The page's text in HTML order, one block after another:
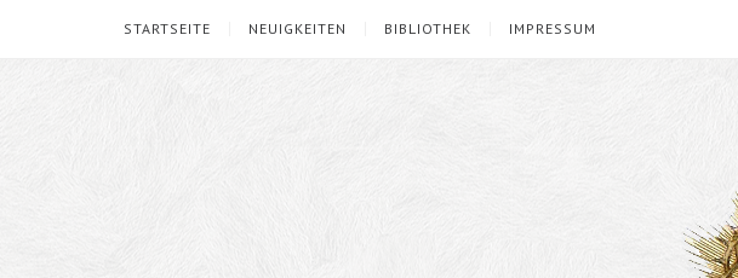
STARTSEITE NEUIGKEITEN BIBLIOTHEK IMPRESSUM